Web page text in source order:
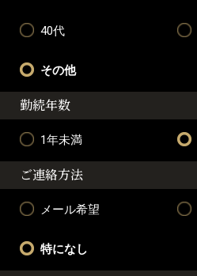
40代
その他
勤続年数
1年未満
ご連絡方法
メール希望
特になし